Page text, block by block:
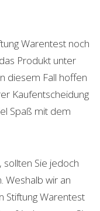
Warentest noch
Produkt unter
diesem Fall hoffen
Kaufentscheidung
Spaß mit dem
, sollten Sie jedoch
Weshalb wir an
Stiftung Warentest